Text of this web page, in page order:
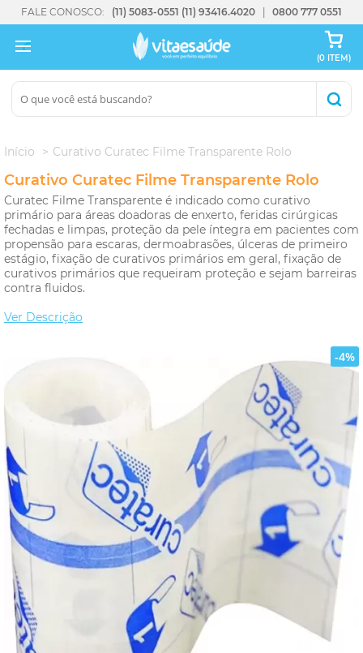
FALE CONOSCO: (11) 5083-0551 (11) 93416.4020 0800 777 0551
(0 ITEM)
Início Curativo Curatec Filme Transparente Rolo
Curativo Curatec Filme Transparente Rolo
Curatec Filme Transparente é indicado como curativo
primário para áreas doadoras de enxerto, feridas cirúrgicas
fechadas e limpas, proteção da pele íntegra em pacientes com
propensão para escaras, dermoabrasões, úlceras de primeiro
estágio, fixação de curativos primários em geral, fixação de
curativos primários que requeiram proteção e sejam barreiras
contra fluidos.
Ver Descrição
-4%